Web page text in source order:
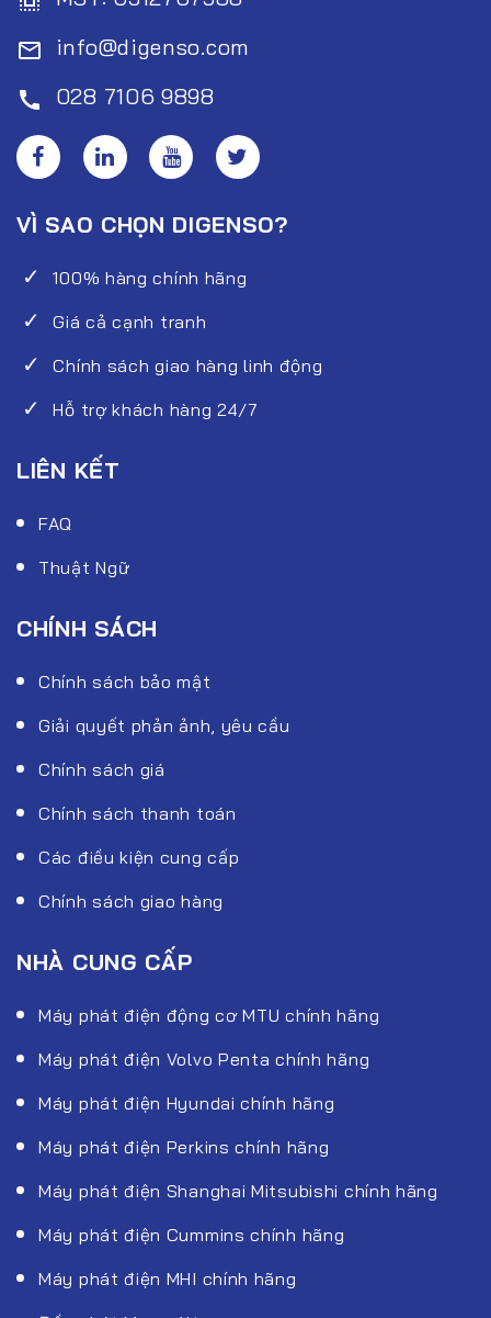
mail_outline info@digenso.com
call 028 7106 9898
VÌ SAO CHỌN DIGENSO?
100% hàng chính hãng
Giá cả cạnh tranh
Chính sách giao hàng linh động
Hỗ trợ khách hàng 24/7
LIÊN KẾT
FAQ
Thuật Ngữ
CHÍNH SÁCH
Chính sách bảo mật
Giải quyết phản ảnh, yêu cầu
Chính sách giá
Chính sách thanh toán
Các điều kiện cung cấp
Chính sách giao hàng
NHÀ CUNG CẤP
Máy phát điện động cơ MTU chính hãng
Máy phát điện Volvo Penta chính hãng
Máy phát điện Hyundai chính hãng
Máy phát điện Perkins chính hãng
Máy phát điện Shanghai Mitsubishi chính hãng
Máy phát điện Cummins chính hãng
Máy phát điện MHI chính hãng